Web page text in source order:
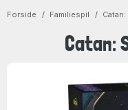
Forside Familiespil
Catan: